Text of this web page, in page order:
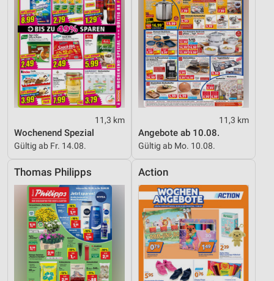
11,3 km
Wochenend Spezial
Gültig ab Fr. 14.08.
11,3 km
Angebote ab 10.08.
Gültig ab Mo. 10.08.
Thomas Philipps Action